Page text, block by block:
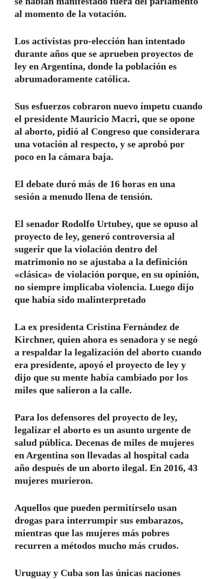
al momento de la votación.
Los activistas pro-elección han intentado
durante años que se aprueben proyectos de
ley en Argentina, donde la población es
abrumadoramente católica.
Sus esfuerzos cobraron nuevo ímpetu cuando
el presidente Mauricio Macri, que se opone
al aborto, pidió al Congreso que considerara
una votación al respecto, y se aprobó por
poco en la cámara baja.
El debate duró más de 16 horas en una
sesión a menudo llena de tensión.
El senador Rodolfo Urtubey, que se opuso al
proyecto de ley, generó controversia al
sugerir que la violación dentro del
matrimonio no se ajustaba a la definición
«clásica» de violación porque, en su opinión,
no siempre implicaba violencia. Luego dijo
que había sido malinterpretado
La ex presidenta Cristina Fernández de
Kirchner, quien ahora es senadora y se negó
a respaldar la legalización del aborto cuando
era presidente, apoyó el proyecto de ley y
dijo que su mente había cambiado por los
miles que salieron a la calle.
Para los defensores del proyecto de ley,
legalizar el aborto es un asunto urgente de
salud pública. Decenas de miles de mujeres
en Argentina son llevadas al hospital cada
año después de un aborto ilegal. En 2016, 43
mujeres murieron.
Aquellos que pueden permitírselo usan
drogas para interrumpir sus embarazos,
mientras que las mujeres más pobres
recurren a métodos mucho más crudos.
Uruguay y Cuba son las únicas naciones